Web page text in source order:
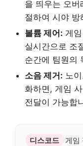
을 띄우는 오
절하여 시야 방
볼륨 제어: 게
실시간으로 조
순간에 팀원의
소음 제거: 노
화하면, 게임
전달이 가능합
디스코드
게임